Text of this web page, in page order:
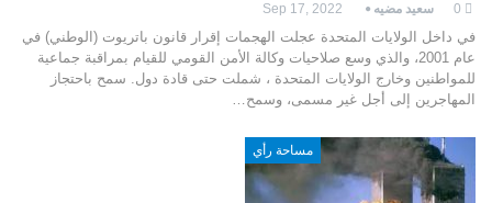
سعيد مضيه Sep 17, 2022
في داخل الولايات المتحدة عجلت الهجمات إقرار قانون باتريوت (الوطني) في
عام 2001، والذي وسع صلاحيات وكالة الأمن القومي للقيام بمراقبة جماعية
للمواطنين وخارج الولايات المتحدة ، شملت حتى قادة دول. سمح باحتجاز
المهاجرين إلى أجل غير مسمى، وسمح…
مساحة رأي